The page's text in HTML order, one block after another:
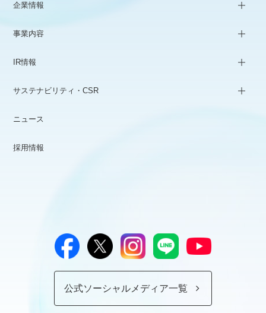
企業情報
事業内容
IR情報
サステナビリティ・CSR
ニュース
採用情報
公式ソーシャルメディア一覧